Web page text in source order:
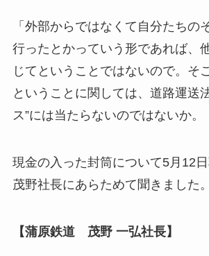
「外部からではなくて自分たちの
行ったとかっていう形であれば、
じてということではないので。そ
ということに関しては、道路運送
ス”には当たらないのではないか。
現金の入った封筒について5月12
茂野社長にあらためて聞きました。
【蒲原鉄道 茂野 一弘社長】